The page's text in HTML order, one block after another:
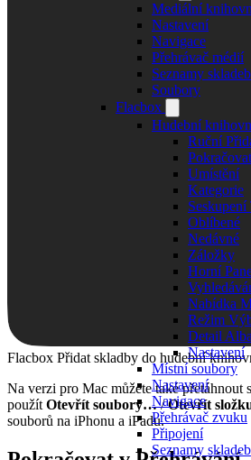
Mediální
Nastavení
Navigace
Přehrávač médií
Seznamy skladeb
Soubory
Flacbox
Hudební
Ruční
Umístění
Kategorie
Seskupení
Oblíbené
Nedávné
Záložky
Horní
Nabídka
Režim
Detail Alba
Nastavení
Místní soubory
Nastavení
Navigace
Přehrávač zvuku
Připojení
Seznamy skladeb
Flacbox Přidat skladby do hudební
Na verzi pro Mac můžete také
použít Otevřít soubory…/Otevřít
souborů na iPhonu a iPadu.